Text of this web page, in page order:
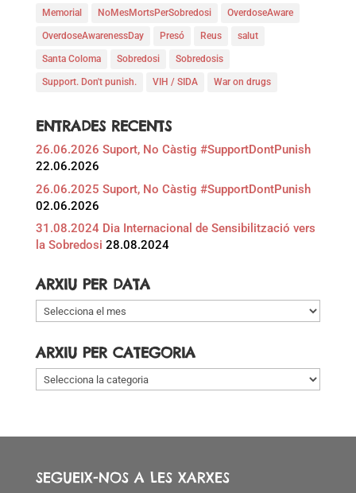
Memorial NoMesMortsPerSobredosi OverdoseAware
OverdoseAwarenessDay Presó Reus salut
Santa Coloma Sobredosi Sobredosis
Support. Don't punish. VIH / SIDA War on drugs
ENTRADES RECENTS
26.06.2026 Suport, No Càstig #SupportDontPunish
22.06.2026
26.06.2025 Suport, No Càstig #SupportDontPunish
02.06.2026
31.08.2024 Dia Internacional de Sensibilització vers
la Sobredosi 28.08.2024
ARXIU PER DATA
Arxiu
per
ARXIU PER CATEGORIA
Arxiu
per
SEGUEIX-NOS A LES XARXES